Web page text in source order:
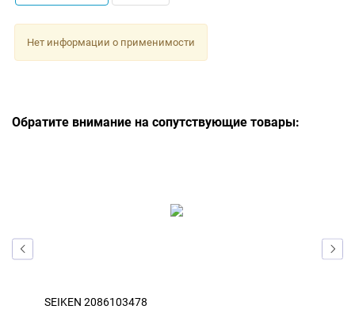
Нет информации о применимости
Обратите внимание на сопутствующие товары:
SEIKEN 2086103478